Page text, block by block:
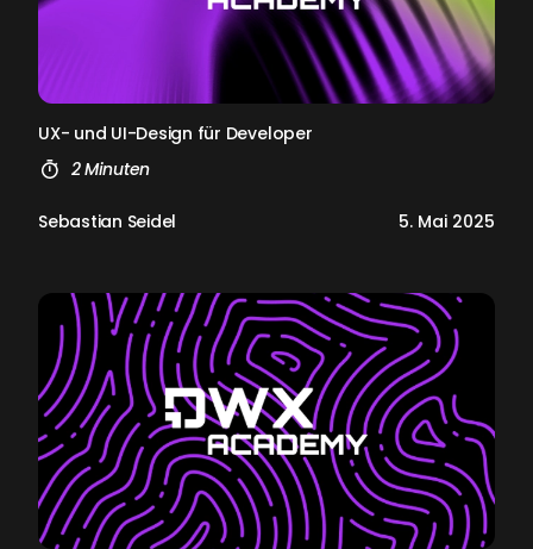
UX- und UI-De­sign für De­ve­l­oper
2 Minuten
Sebastian Seidel 5. Mai 2025